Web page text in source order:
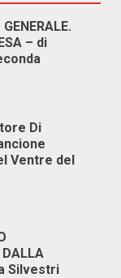
– di
Di
Ventre del
DALLA
Silvestri